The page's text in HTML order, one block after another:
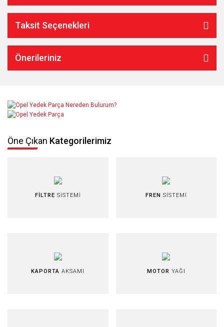
Taksit Seçenekleri
Önerileriniz
Öne Çıkan Kategorilerimiz
FİLTRE SİSTEMİ FREN SİSTEMİ
KAPORTA AKSAMI MOTOR YAĞI